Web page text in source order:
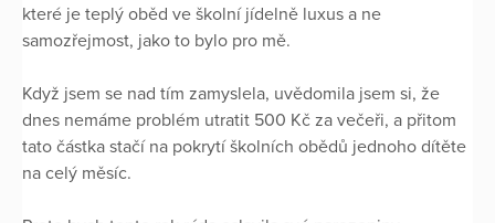
které je teplý oběd ve školní jídelně luxus a ne
samozřejmost, jako to bylo pro mě.
Když jsem se nad tím zamyslela, uvědomila jsem si, že
dnes nemáme problém utratit 500 Kč za večeři, a přitom
tato částka stačí na pokrytí školních obědů jednoho dítěte
na celý měsíc.